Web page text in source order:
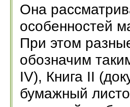
Она
особенностей
При этом
обозначим
IV), Книга II
бумажный